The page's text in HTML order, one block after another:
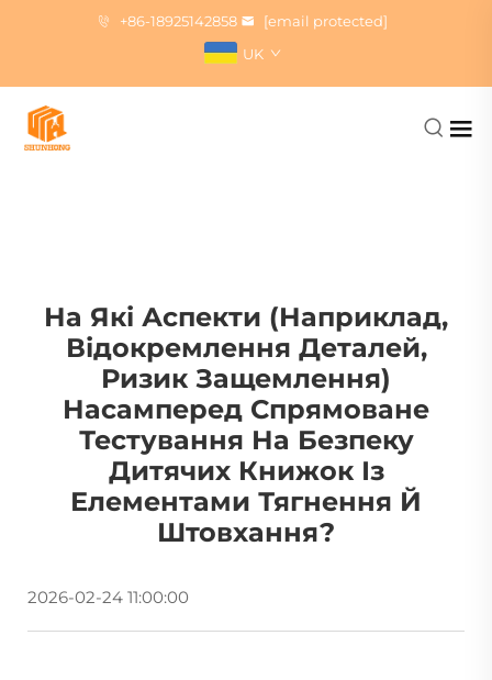
+86-18925142858
[email protected]
UK
На Які Аспекти (наприклад,
Відокремлення Деталей,
Ризик Защемлення)
Насамперед Спрямоване
Тестування На Безпеку
Дитячих Книжок Із
Елементами Тягнення Й
Штовхання?
2026-02-24 11:00:00